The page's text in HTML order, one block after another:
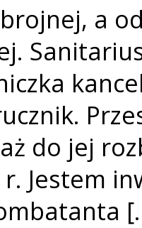
a
do jej
Jestem